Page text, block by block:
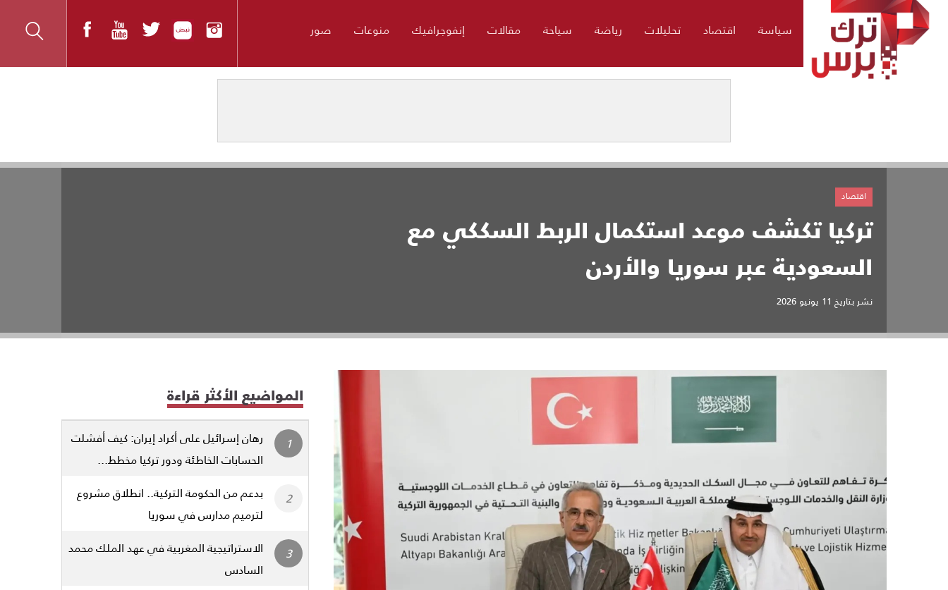
سياسة اقتصاد تحليلات رياضة سياحة مقالات إنفوجرافيك منوعات صور
تركيا تكشف موعد استكمال الربط السككي مع
السعودية عبر سوريا والأردن
نشر بتاريخ 11 يونيو 2026
اقتصاد
المواضيع الأكثر قراءة
رهان إسرائيل على أكراد إيران: كيف أفشلت
الحسابات الخاطئة ودور تركيا مخطط...
بدعم من الحكومة التركية.. انطلاق مشروع
لترميم مدارس في سوريا
الاستراتيجية المغربية في عهد الملك محمد
السادس